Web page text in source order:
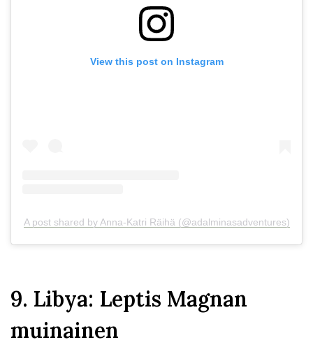
View this post on Instagram
A post shared by Anna-Katri Räihä (@adalminasadventures)
9. Libya: Leptis Magnan
muinainen